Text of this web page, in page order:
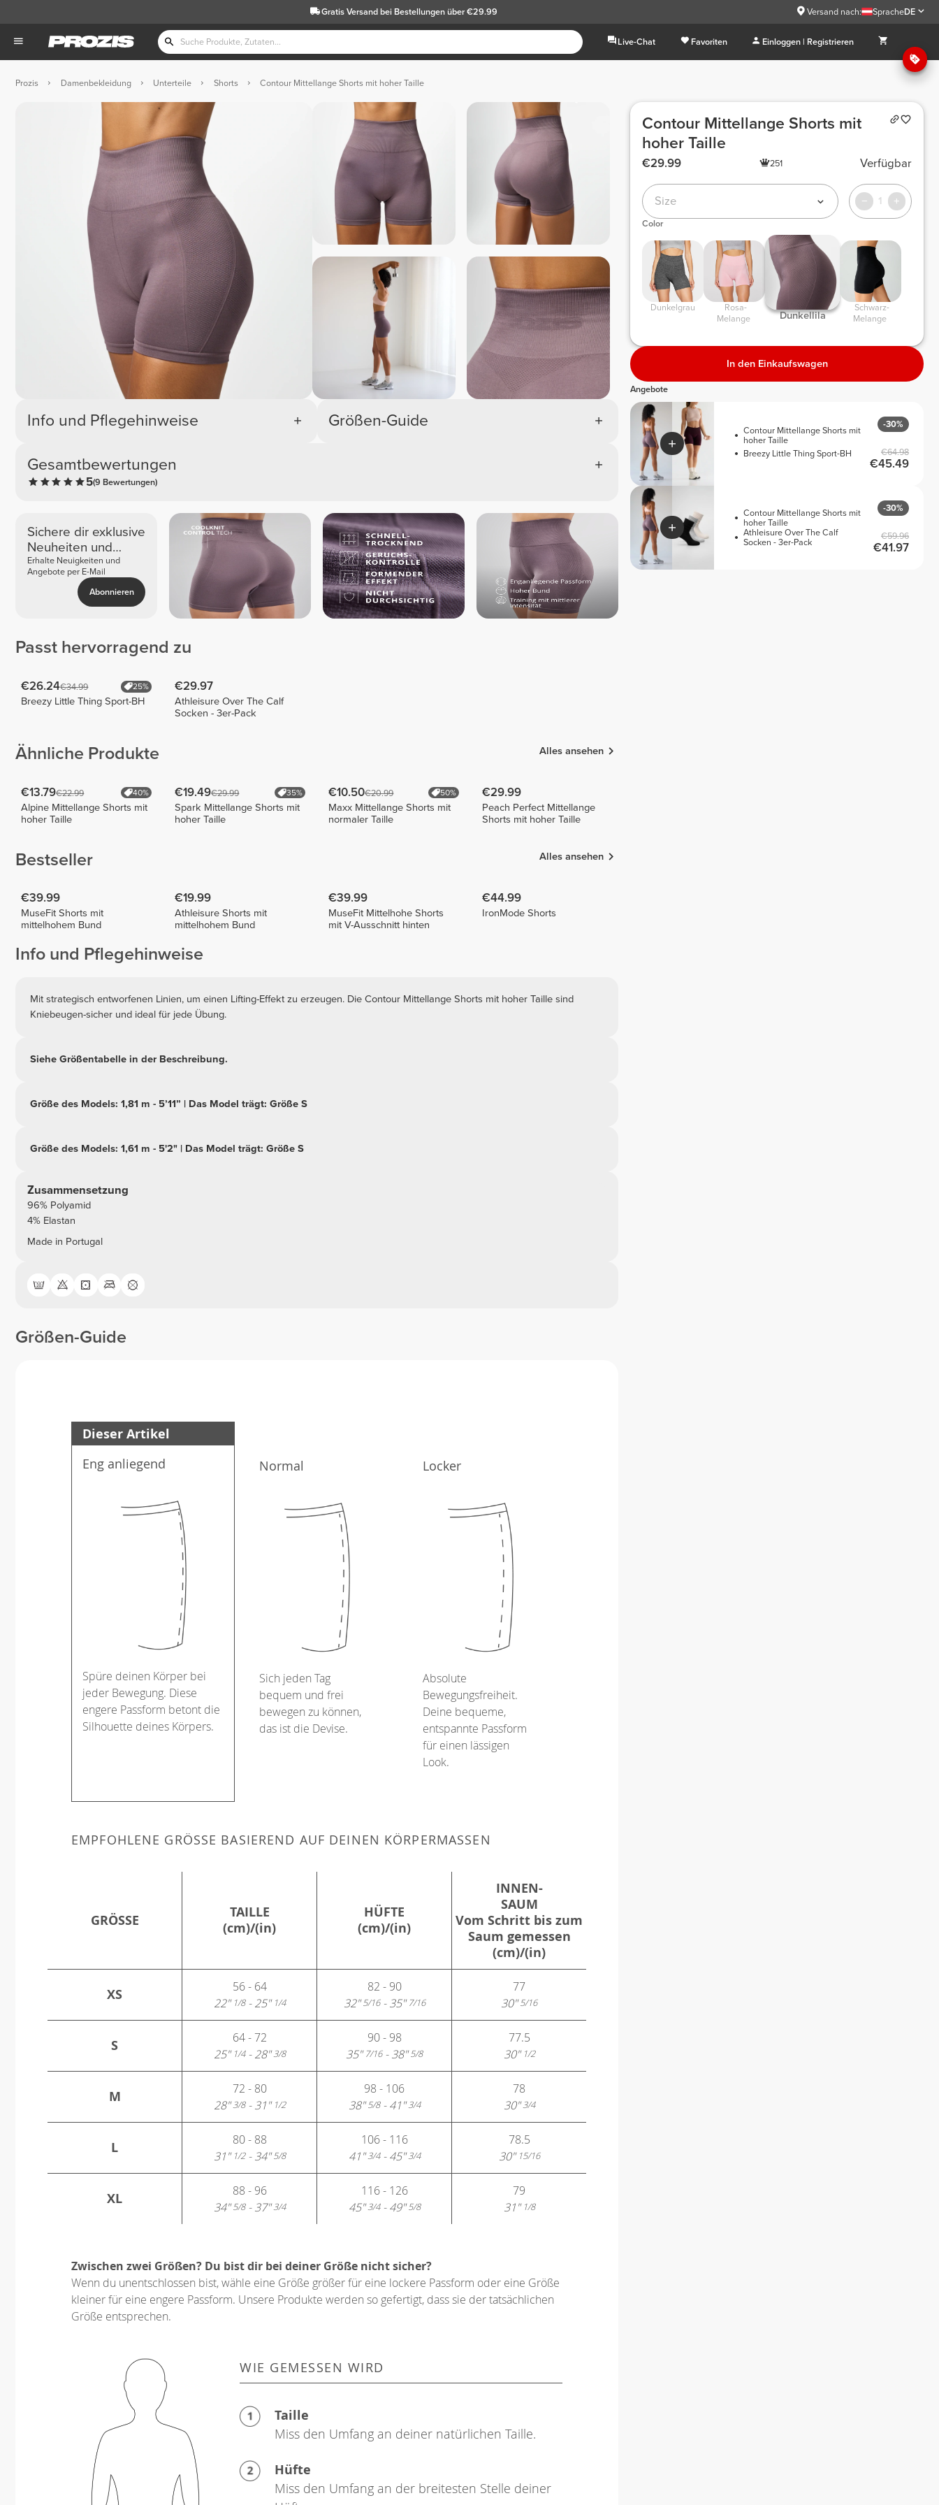
Gratis Versandbei Bestellungen über €29.99 Versand nach: SpracheDE
Live-Chat Favoriten Einloggen | Registrieren
Prozis Damenbekleidung Unterteile Shorts Contour Mittellange Shorts mit hoher Taille
Info und Pflegehinweise
Gesamtbewertungen
5(9 Bewertungen)
Größen-Guide
Sichere dir exklusive
Neuheiten und
Angebote
Erhalte Neuigkeiten und
Angebote per E-Mail
Abonnieren
Passt hervorragend zu
€26.24€34.99 25%
Breezy Little Thing Sport-BH
€29.97
Athleisure Over The Calf
Socken - 3er-Pack
Ähnliche Produkte Alles ansehen
€13.79€22.99 40%
Alpine Mittellange Shorts mit
hoher Taille
€19.49€29.99 35%
Spark Mittellange Shorts mit
hoher Taille
€10.50€20.99 50%
Maxx Mittellange Shorts mit
normaler Taille
€29.99
Peach Perfect Mittellange
Shorts mit hoher Taille
Bestseller Alles ansehen
€39.99
MuseFit Shorts mit
mittelhohem Bund
€19.99
Athleisure Shorts mit
mittelhohem Bund
€39.99
MuseFit Mittelhohe Shorts
mit V-Ausschnitt hinten
€44.99
IronMode Shorts
Info und Pflegehinweise
Mit strategisch entworfenen Linien, um einen Lifting-Effekt zu erzeugen. Die Contour Mittellange Shorts mit hoher Taille sind
Kniebeugen-sicher und ideal für jede Übung.
Siehe Größentabelle in der Beschreibung.
Größe des Models: 1,81 m - 5’11” | Das Model trägt: Größe S
Größe des Models: 1,61 m - 5'2" | Das Model trägt: Größe S
Zusammensetzung
96% Polyamid
4% Elastan
Made in Portugal
Größen-Guide
Dieser Artikel
Eng anliegend
Spüre deinen Körper bei
jeder Bewegung. Diese
engere Passform betont die
Silhouette deines Körpers.
Normal
Sich jeden Tag
bequem und frei
bewegen zu können,
das ist die Devise.
Locker
Absolute
Bewegungsfreiheit.
Deine bequeme,
entspannte Passform
für einen lässigen
Look.
EMPFOHLENE GRÖSSE BASIEREND AUF DEINEN KÖRPERMASSEN
GRÖSSE
TAILLE
(cm)/(in)
HÜFTE
(cm)/(in)
INNEN-
SAUM
Vom Schritt bis zum
Saum gemessen
(cm)/(in)
XS
56 - 64
22"1/8- 25"1/4
82 - 90
32"5/16- 35"7/16
77
30"5/16
S
64 - 72
25"1/4- 28"3/8
90 - 98
35"7/16- 38"5/8
77.5
30"1/2
M
72 - 80
28"3/8- 31"1/2
98 - 106
38"5/8- 41"3/4
78
30"3/4
L
80 - 88
31"1/2- 34"5/8
106 - 116
41"3/4- 45"3/4
78.5
30"15/16
XL
88 - 96
34"5/8- 37"3/4
116 - 126
45"3/4- 49"5/8
79
31"1/8
Zwischen zwei Größen? Du bist dir bei deiner Größe nicht sicher?
Wenn du unentschlossen bist, wähle eine Größe größer für eine lockere Passform oder eine Größe
kleiner für eine engere Passform. Unsere Produkte werden so gefertigt, dass sie der tatsächlichen
Größe entsprechen.
WIE GEMESSEN WIRD
Taille
Miss den Umfang an deiner natürlichen Taille.
Hüfte
Miss den Umfang an der breitesten Stelle deiner
Contour Mittellange Shorts mit
hoher Taille
€29.99 251 Verfügbar
Size 1
Color
Dunkelgrau
Melange
Dunkellila
Melange
In den Einkaufswagen
Angebote
Contour Mittellange Shorts mit
hoher Taille
Breezy Little Thing Sport-BH
-30%
€64.98
€45.49
Contour Mittellange Shorts mit
hoher Taille
Athleisure Over The Calf
Socken - 3er-Pack
-30%
€59.96
€41.97